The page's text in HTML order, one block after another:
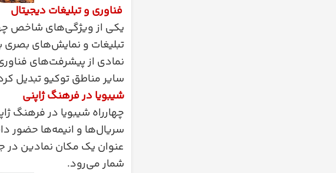
فناوری و تبلیغات دیجیتال
تبلیغات و نمایش‌های بصری
نمادی از پیشرفت‌های
سایر مناطق توکیو تبدیل
شیبویا در فرهنگ ژاپنی
چهارراه شیبویا در فرهنگ
سریال‌ها و انیمه‌ها حضور
عنوان یک مکان نمادین
شمار می‌رود.